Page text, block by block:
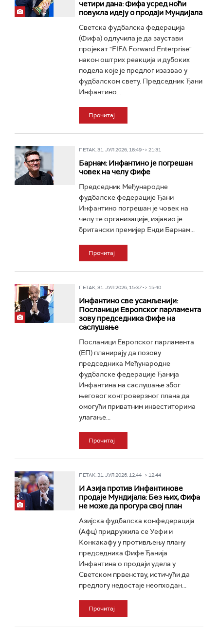
четири дана: Фифа усред ноћи
повукла идеју о продаји Мундијала
Светска фудбалска федерација
(Фифа) одлучила је да заустави
пројекат "FIFA Forward Enterprise"
након оштрих реакција и дубоких
подела које је предлог изазвао у
фудбалском свету. Председник Ђани
Инфантино...
Прочитај
ПЕТАК, 31. ЈУЛ 2026, 18:49 -> 21:31
Барнам: Инфантино је погрешан
човек на челу Фифе
Председник Међународне
фудбалске федерације Ђани
Инфантино погрешан је човек на
челу те организације, изјавио је
британски премијер Енди Барнам...
Прочитај
ПЕТАК, 31. ЈУЛ 2026, 15:37 -> 15:40
Инфантино све усамљенији:
Посланици Европског парламента
зову председника Фифе на
саслушање
Посланици Европског парламента
(ЕП) планирају да позову
председника Међународне
фудбалске федерације Ђанија
Инфантина на саслушање због
његовог контроверзног плана да
омогући приватним инвеститорима
улагање...
Прочитај
ПЕТАК, 31. ЈУЛ 2026, 12:44 -> 12:44
И Азија против Инфантинове
продаје Мундијала: Без њих, Фифа
не може да прогура свој план
Азијска фудбалска конфедерација
(Афц) придружила се Уефи и
Конкакафу у противљењу плану
председника Фифе Ђанија
Инфантина о продаји удела у
Светском првенству, истичући да
предлогу недостаје неопходан...
Прочитај